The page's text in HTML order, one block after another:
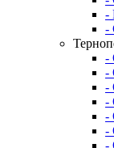
-
-
-
-
-
-
-
-
-